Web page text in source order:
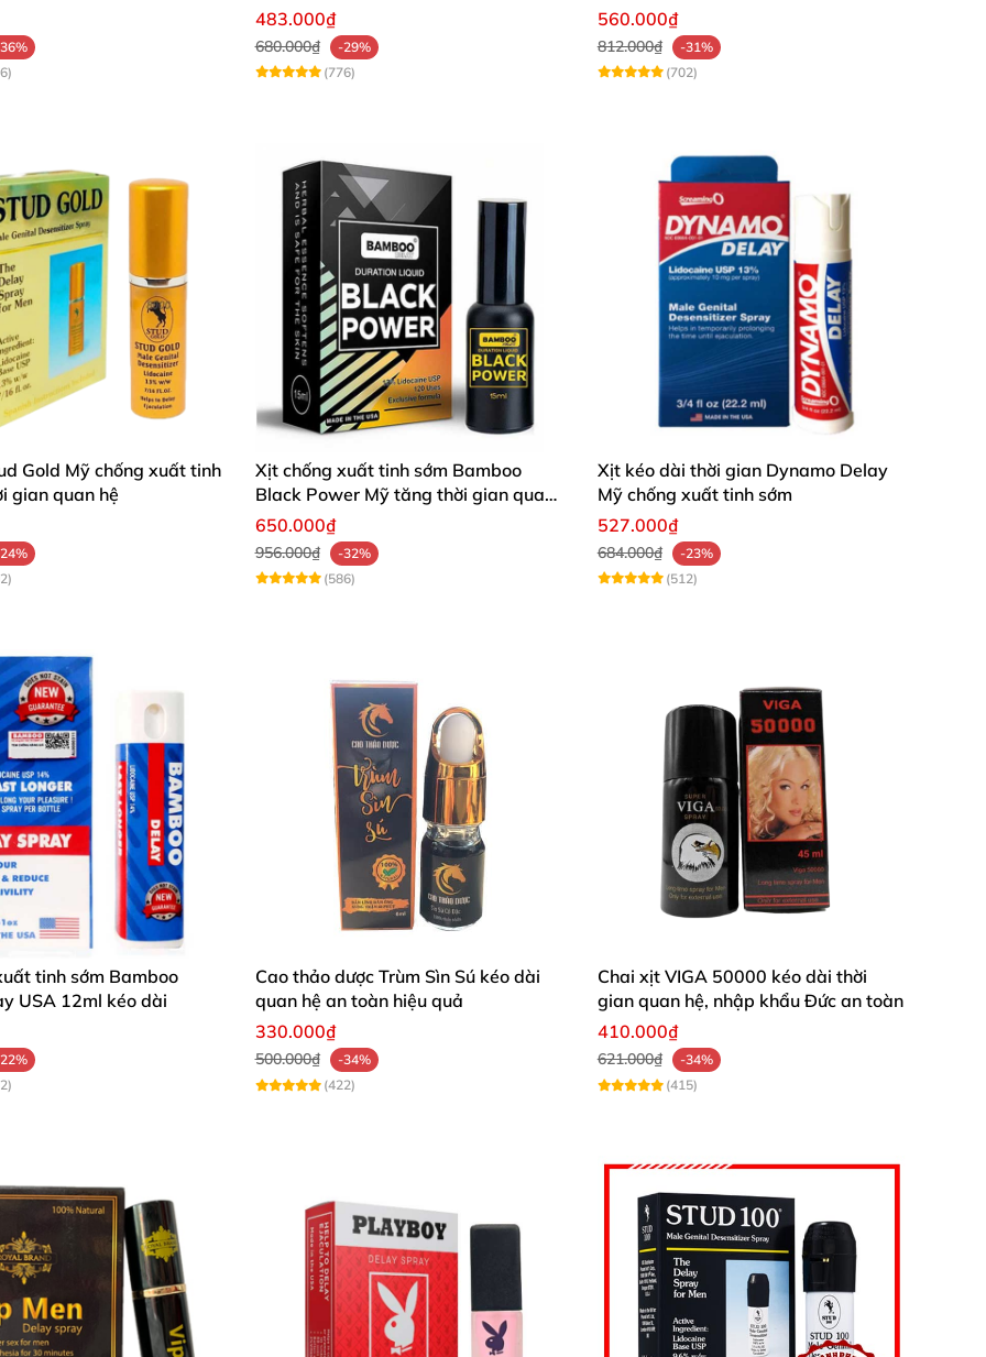
483.000₫
680.000₫
-29%
(776)
560.000₫
812.000₫
-31%
(702)
Gold Mỹ chống xuất tinh
gian quan hệ
Xịt chống xuất tinh sớm Bamboo
Black Power Mỹ tăng thời gian quan
hệ
650.000₫
956.000₫
-32%
(586)
Xịt kéo dài thời gian Dynamo Delay
Mỹ chống xuất tinh sớm
527.000₫
684.000₫
-23%
(512)
tinh sớm Bamboo
USA 12ml kéo dài
Cao thảo dược Trùm Sìn Sú kéo dài
quan hệ an toàn hiệu quả
330.000₫
500.000₫
-34%
(422)
Chai xịt VIGA 50000 kéo dài thời
gian quan hệ, nhập khẩu Đức an toàn
410.000₫
621.000₫
-34%
(415)